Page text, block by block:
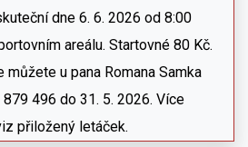
dne 6. 6. 2026 od 8:00
areálu. Startovné 80 Kč.
můžete u pana Romana Samka
879 496 do 31. 5. 2026. Více
přiložený letáček.